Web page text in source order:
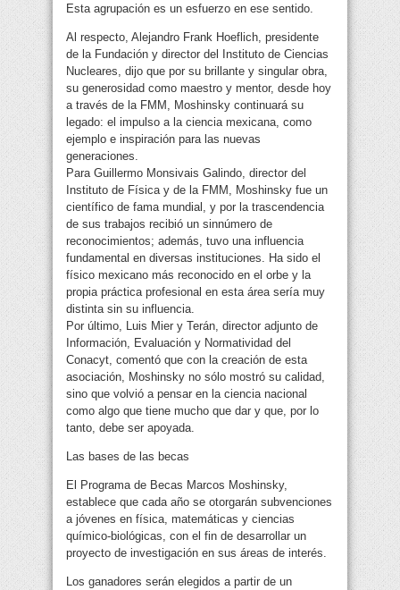
Esta agrupación es un esfuerzo en ese sentido.
Al respecto, Alejandro Frank Hoeflich, presidente
de la Fundación y director del Instituto de Ciencias
Nucleares, dijo que por su brillante y singular obra,
su generosidad como maestro y mentor, desde hoy
a través de la FMM, Moshinsky continuará su
legado: el impulso a la ciencia mexicana, como
ejemplo e inspiración para las nuevas
generaciones.
Para Guillermo Monsivais Galindo, director del
Instituto de Física y de la FMM, Moshinsky fue un
científico de fama mundial, y por la trascendencia
de sus trabajos recibió un sinnúmero de
reconocimientos; además, tuvo una influencia
fundamental en diversas instituciones. Ha sido el
físico mexicano más reconocido en el orbe y la
propia práctica profesional en esta área sería muy
distinta sin su influencia.
Por último, Luis Mier y Terán, director adjunto de
Información, Evaluación y Normatividad del
Conacyt, comentó que con la creación de esta
asociación, Moshinsky no sólo mostró su calidad,
sino que volvió a pensar en la ciencia nacional
como algo que tiene mucho que dar y que, por lo
tanto, debe ser apoyada.
Las bases de las becas
El Programa de Becas Marcos Moshinsky,
establece que cada año se otorgarán subvenciones
a jóvenes en física, matemáticas y ciencias
químico-biológicas, con el fin de desarrollar un
proyecto de investigación en sus áreas de interés.
Los ganadores serán elegidos a partir de un